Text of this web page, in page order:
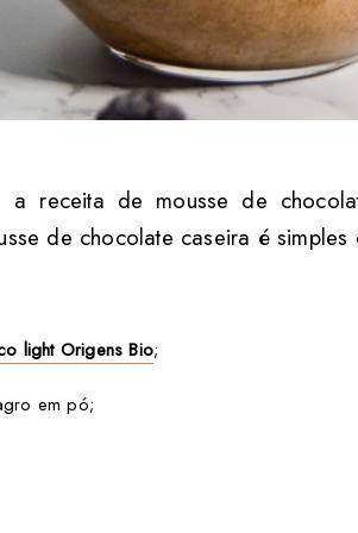
a receita de mousse de
de chocolate caseira é
light Origens Bio;
em pó;